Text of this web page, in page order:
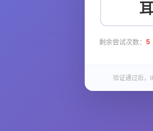
耳
剩余尝试次数： 5
验证通过后，